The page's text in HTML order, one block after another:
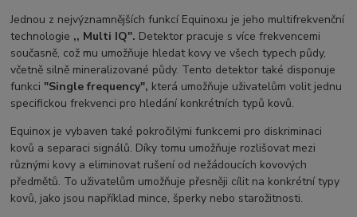
Jednou z nejvýznamnějších funkcí Equinoxu je jeho multifrekvenční
technologie ,, Multi IQ". Detektor pracuje s více frekvencemi
současně, což mu umožňuje hledat kovy ve všech typech půdy,
včetně silně mineralizované půdy. Tento detektor také disponuje
funkci"Single frequency", která umožňuje uživatelům volit jednu
specifickou frekvenci pro hledání konkrétních typů kovů.
Equinox je vybaven také pokročilými funkcemi pro diskriminaci
kovů a separaci signálů. Díky tomu umožňuje rozlišovat mezi
různými kovy a eliminovat rušení od nežádoucích kovových
předmětů. To uživatelům umožňuje přesněji cílit na konkrétní typy
kovů, jako jsou například mince, šperky nebo starožitnosti.